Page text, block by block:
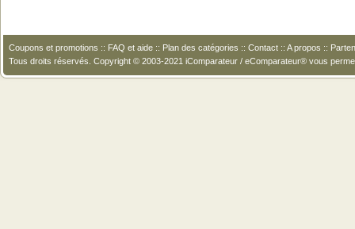
Coupons et promotions :: FAQ et aide :: Plan des catégories :: Contact :: A propos ::
Tous droits réservés. Copyright © 2003-2021 iComparateur / eComparateur® vous